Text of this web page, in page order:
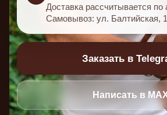
Доставка рассчитывается по
Самовывоз: ул. Балтийская,
Заказать в
Написать в